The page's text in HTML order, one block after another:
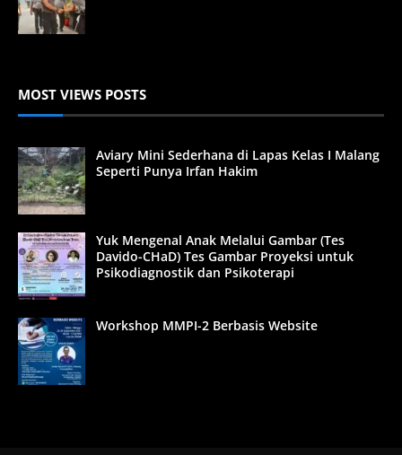
MOST VIEWS POSTS
Aviary Mini Sederhana di Lapas Kelas I Malang
Seperti Punya Irfan Hakim
Yuk Mengenal Anak Melalui Gambar (Tes
Davido-CHaD) Tes Gambar Proyeksi untuk
Psikodiagnostik dan Psikoterapi
Workshop MMPI-2 Berbasis Website